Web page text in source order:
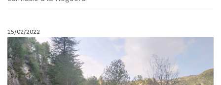
15/02/2022